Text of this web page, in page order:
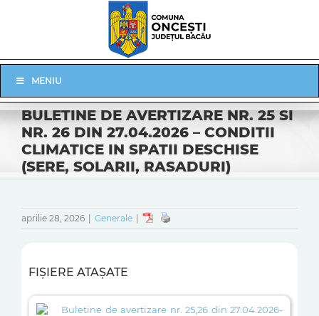
Navigation
MENIU
BULETINE DE AVERTIZARE NR. 25 SI
NR. 26 DIN 27.04.2026 – CONDITII
CLIMATICE IN SPATII DESCHISE
(SERE, SOLARII, RASADURI)
aprilie 28, 2026 Generale
FIȘIERE ATAȘATE
Buletine de avertizare nr. 25,26 din 27.04.2026-